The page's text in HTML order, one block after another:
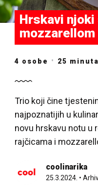
Hrskavi
mozzarellom
4 osobe 25 minuta
Trio koji čine
najpoznatijih u
novu hrskavu notu u
rajčicama i
coolinarika
25.3.2024. •